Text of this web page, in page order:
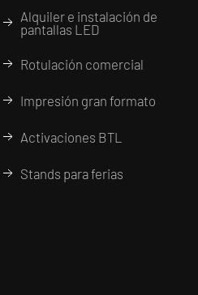
Alquiler e instalación de
pantallas LED
Rotulación comercial
Impresión gran formato
Activaciones BTL
Stands para ferias